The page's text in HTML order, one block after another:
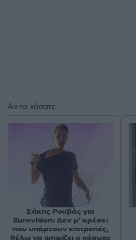
Αν τα χάσατε
Σάκης Ρουβάς για
Eurovision: Δεν μ’ αρέσει
που υπάρχουν επιτροπές,
θέλω να ψηφίζει ο κόσμος